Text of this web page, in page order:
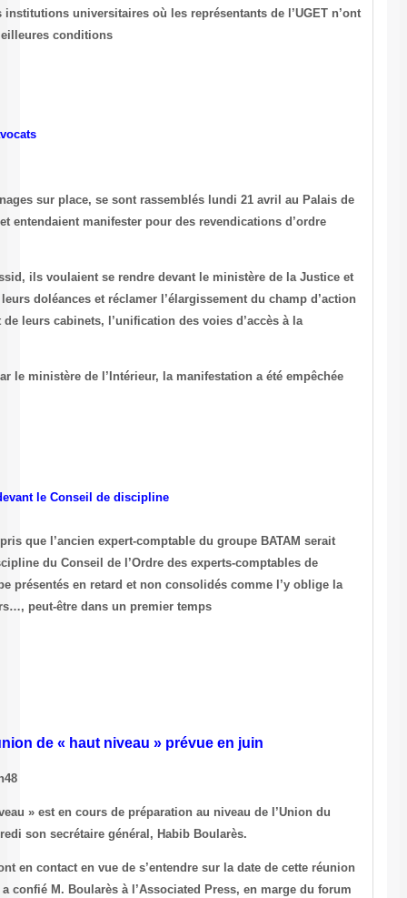
remarquées par ailleurs dans certaines institutions universitaires où
pu accomplir leur mission dans les meilleures conditions.
Interdiction d’un rassemblement des avocats
Près de 200 avocats, selon des témoignages sur place, se sont
la Justice à l’avenue Bab Bnet à Tunis et entendaient manifester
Conduits par le bâtonnier Me Béchir Essid, ils voulaient se rendre
de Droits de l’Homme pour manifester leurs doléances et réclamer
des avocats, l’immunité des avocats et de leurs cabinets,
Sans autorisation préalable octroyée par le ministère de l’Intérieur,
L’ancien expert-comptable de BATAM devant le Conseil de discipline
De source digne de foi, nous avons appris que l’ancien expert-
traduit bientôt devant le Conseil de discipline du Conseil de l’Ordre
Tunisie en raison de comptes du groupe présentés en retard et non
loi. Il serait donc jugé devant ses pairs…, peut-être dans un premier
Maghreb: une réunion de « haut niveau »
Associated Press, le 25 avril 2003 à 18h48
TUNIS (AP) – Une réunion de « haut niveau » est en cours de
Maghreb arabe (UMA), a annoncé vendredi son secrétaire général,
Les dirigeants des pays de la région sont en contact en vue de
qui devrait avoir lieu en juin prochain, a confié M. Boularès à